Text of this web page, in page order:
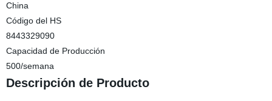
China
Código del HS
8443329090
Capacidad de Producción
500/semana
Descripción de Producto